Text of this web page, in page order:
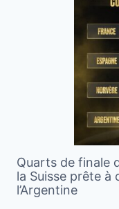
Quarts de finale
la Suisse prête à
l’Argentine